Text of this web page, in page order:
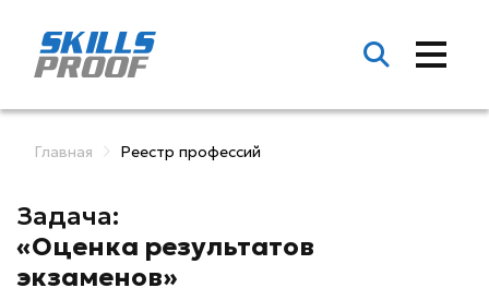
Главная Реестр профессий
Задача:
«Оценка результатов
экзаменов»